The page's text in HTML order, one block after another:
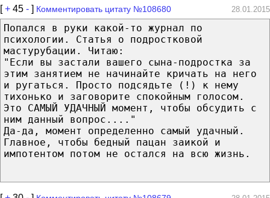
[+ 45 - ] Комментировать цитату №108680 28.01.2015
Попался в руки какой-то журнал по
психологии. Статья о подростковой
мастурубации. Читаю:
"Если вы застали вашего сына-подростка за
этим занятием не начинайте кричать на него
и ругаться. Просто подсядьте (!) к нему
тихонько и заговорите спокойным голосом.
Это САМЫЙ УДАЧНЫЙ момент, чтобы обсудить с
ним данный вопрос...."
Да-да, момент определенно самый удачный.
Главное, чтобы бедный пацан заикой и
импотентом потом не остался на всю жизнь.